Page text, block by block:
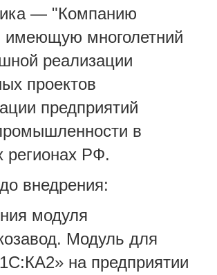
— "Компанию
имеющую многолетний
реализации
проектов
предприятий
в
регионах РФ.
внедрения:
модуля
Модуль для
на предприятии